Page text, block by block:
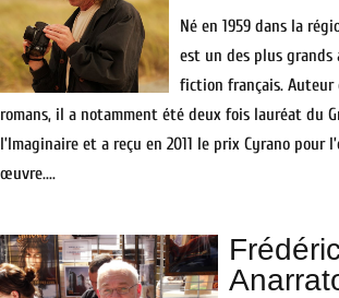
Né en 1959 dans la
est un des plus grands
fiction français.
romans, il a notamment été deux fois lauréat du
l’Imaginaire et a reçu en 2011 le prix Cyrano pour
œuvre....